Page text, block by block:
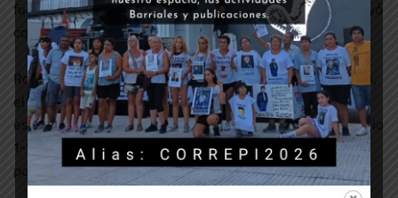
fue fundamental para llevar adelante el juicio que concluyó
con la condena de Pos a 16 años de prisión.
Roque Gallo: el 17 de julio de 2020 en Parque Chacabuco,
el gendarme Juan Armando Ocampo, disparó por la
espalda y mató a Roque Gallo de 27 años, vecino del barrio
1-11-14, y uno de los miles de pibes que son asesinados
por la policía y no obtienen justicia.